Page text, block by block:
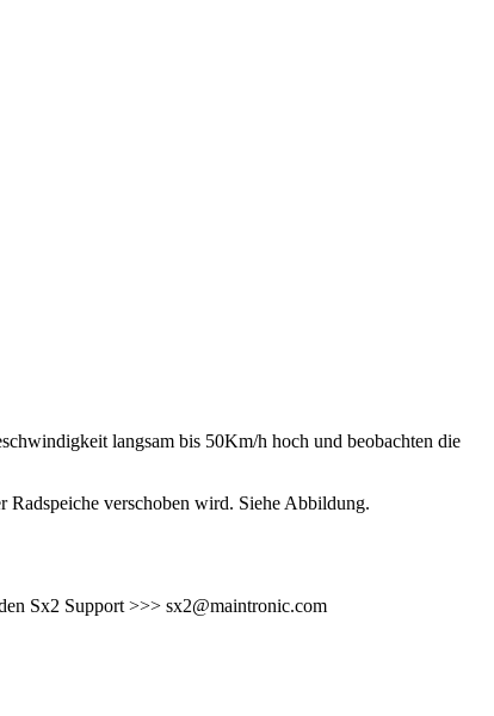
langsam bis 50Km/h hoch und beobachten die
verschoben wird. Siehe Abbildung.
Sx2 Support >>> sx2@maintronic.com